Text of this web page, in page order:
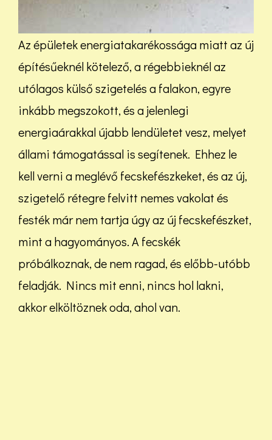
Az épületek energiatakarékossága miatt az új
építésűeknél kötelező, a régebbieknél az
utólagos külső szigetelés a falakon, egyre
inkább megszokott, és a jelenlegi
energiaárakkal újabb lendületet vesz, melyet
állami támogatással is segítenek. Ehhez le
kell verni a meglévő fecskefészkeket, és az új,
szigetelő rétegre felvitt nemes vakolat és
festék már nem tartja úgy az új fecskefészket,
mint a hagyományos. A fecskék
próbálkoznak, de nem ragad, és előbb-utóbb
feladják. Nincs mit enni, nincs hol lakni,
akkor elköltöznek oda, ahol van.